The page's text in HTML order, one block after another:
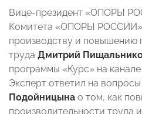
Вице-президент «ОПОРЫ
Комитета «ОПОРЫ РОССИИ»
производству и повышению
труда Дмитрий
программы «Курс» на
Эксперт ответил на
Подойницына о том, как
производительности труда